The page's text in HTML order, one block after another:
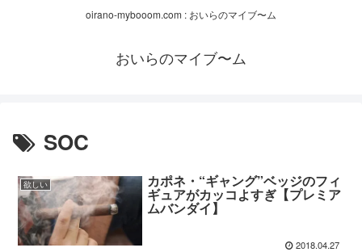
oirano-mybooom.com : おいらのマイブ〜ム
おいらのマイブ〜ム
SOC
欲しい カポネ・“ギャング”ベッジのフィ
ギュアがカッコよすぎ【プレミア
ムバンダイ】
2018.04.27